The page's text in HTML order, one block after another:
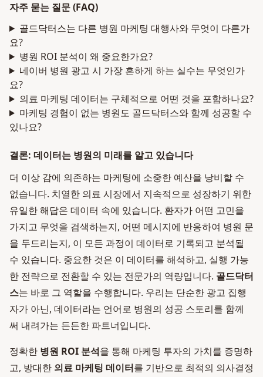
자주 묻는 질문 (FAQ)
골드닥터스는 다른 병원 마케팅 대행사와 무엇이 다른가
요?
병원 ROI 분석이 왜 중요한가요?
네이버 병원 광고 시 가장 흔하게 하는 실수는 무엇인가
요?
의료 마케팅 데이터는 구체적으로 어떤 것을 포함하나요?
마케팅 경험이 없는 병원도 골드닥터스와 함께 성공할 수
있나요?
결론: 데이터는 병원의 미래를 알고 있습니다
더 이상 감에 의존하는 마케팅에 소중한 예산을 낭비할 수
없습니다. 치열한 의료 시장에서 지속적으로 성장하기 위한
유일한 해답은 데이터 속에 있습니다. 환자가 어떤 고민을
가지고 무엇을 검색하는지, 어떤 메시지에 반응하여 병원 문
을 두드리는지, 이 모든 과정이 데이터로 기록되고 분석될
수 있습니다. 중요한 것은 이 데이터를 해석하고, 실행 가능
한 전략으로 전환할 수 있는 전문가의 역량입니다. 골드닥터
스는 바로 그 역할을 수행합니다. 우리는 단순한 광고 집행
자가 아닌, 데이터라는 언어로 병원의 성공 스토리를 함께
써 내려가는 든든한 파트너입니다.
정확한 병원 ROI 분석을 통해 마케팅 투자의 가치를 증명하
고, 방대한 의료 마케팅 데이터를 기반으로 최적의 의사결정